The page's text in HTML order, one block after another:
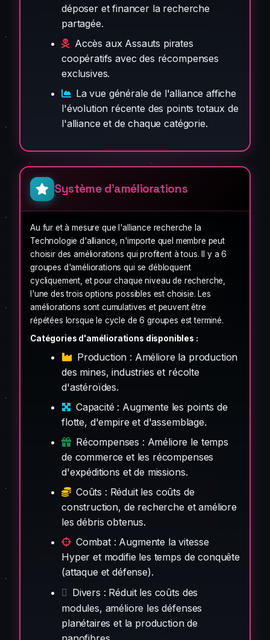
déposer et financer la recherche
partagée.
Accès aux Assauts pirates
coopératifs avec des récompenses
exclusives.
La vue générale de l'alliance affiche
l'évolution récente des points totaux de
l'alliance et de chaque catégorie.
Système d'améliorations
Au fur et à mesure que l'alliance recherche la
Technologie d'alliance, n'importe quel membre peut
choisir des améliorations qui profitent à tous. Il y a 6
groupes d'améliorations qui se débloquent
cycliquement, et pour chaque niveau de recherche,
l'une des trois options possibles est choisie. Les
améliorations sont cumulatives et peuvent être
répétées lorsque le cycle de 6 groupes est terminé.
Catégories d'améliorations disponibles :
Production : Améliore la production
des mines, industries et récolte
d'astéroïdes.
Capacité : Augmente les points de
flotte, d'empire et d'assemblage.
Récompenses : Améliore le temps
de commerce et les récompenses
d'expéditions et de missions.
Coûts : Réduit les coûts de
construction, de recherche et améliore
les débris obtenus.
Combat : Augmente la vitesse
Hyper et modifie les temps de conquête
(attaque et défense).
Divers : Réduit les coûts des
modules, améliore les défenses
planétaires et la production de